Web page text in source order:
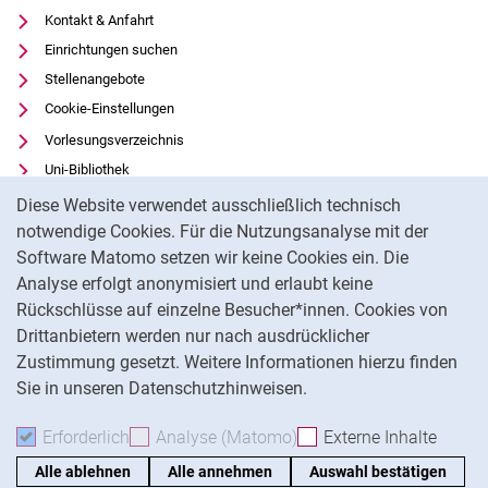
Diese Website verwendet ausschließlich technisch
notwendige Cookies. Für die Nutzungsanalyse mit der
Software Matomo setzen wir keine Cookies ein. Die
Analyse erfolgt anonymisiert und erlaubt keine
Rückschlüsse auf einzelne Besucher*innen. Cookies von
Drittanbietern werden nur nach ausdrücklicher
Zustimmung gesetzt. Weitere Informationen hierzu finden
Sie in unseren Datenschutzhinweisen.
Erforderlich Erforderliche Cookies akzeptieren
Analyse (Matomo) Analyse-Cookies
Externe Inhalte
Alle ablehnen Alle annehmen Auswahl bestätigen
Kontakt & Anfahrt
Einrichtungen suchen
Stellenangebote
Cookie-Einstellungen
Vorlesungsverzeichnis
Uni-Bibliothek
Moodle
Panopto
Datenschutz
Barrierefreiheit
Transparenter KI-Einsatz